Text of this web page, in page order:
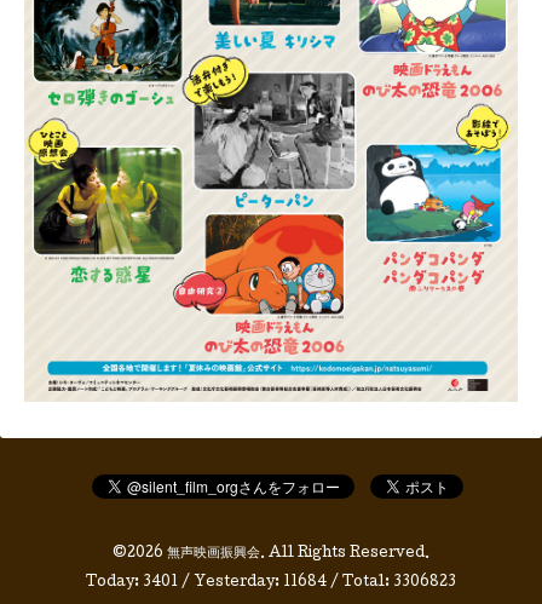
©2026 無声映画振興会. All Rights Reserved.
Today: 3401 / Yesterday: 11684 / Total: 3306823